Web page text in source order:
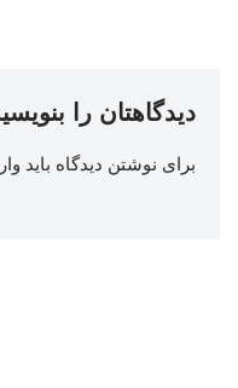
دیدگاهتان را
برای نوشتن دیدگاه باید